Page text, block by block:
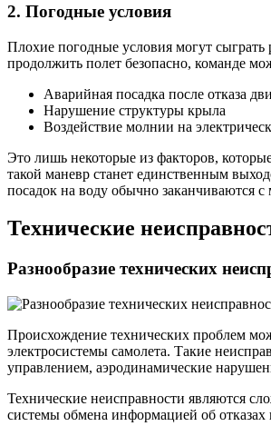
2. Погодные условия
Плохие погодные условия могут сыграть
продолжить полет безопасно, команде
Аварийная посадка после отказа
Нарушение структуры крыла
Воздействие молнии на
Это лишь некоторые из факторов,
такой маневр станет единственным
посадок на воду обычно заканчиваются
Технические
Разнообразие технических
Происхождение технических проблем
электросистемы самолета. Такие
управлением, аэродинамические
Технические неисправности являются
системы обмена информацией об